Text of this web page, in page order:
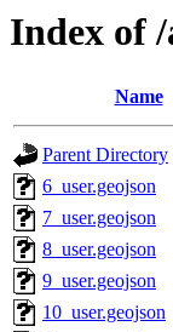
Index of
Name
Parent Directory
6_user.geojson
7_user.geojson
8_user.geojson
9_user.geojson
10_user.geojson